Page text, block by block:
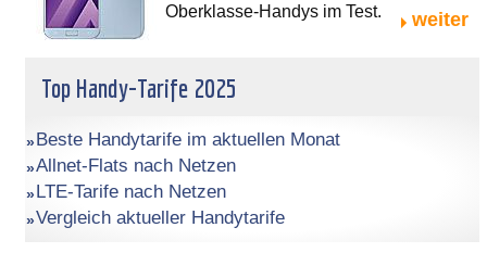
Oberklasse-Handys im Test.
weiter
Top Handy-Tarife 2025
Beste Handytarife im aktuellen Monat
Allnet-Flats nach Netzen
LTE-Tarife nach Netzen
Vergleich aktueller Handytarife